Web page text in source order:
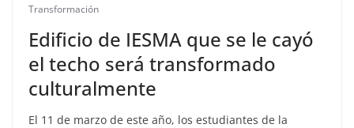
Transformación
Edificio de IESMA que se le cayó
el techo será transformado
culturalmente
El 11 de marzo de este año, los estudiantes de la